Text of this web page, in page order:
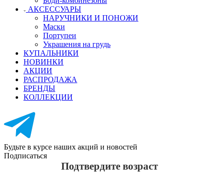
АКСЕССУАРЫ
НАРУЧНИКИ И ПОНОЖИ
Маски
Портупеи
Украшения на грудь
КУПАЛЬНИКИ
НОВИНКИ
АКЦИИ
РАСПРОДАЖА
БРЕНДЫ
КОЛЛЕКЦИИ
Будьте в курсе наших акций и новостей
Подписаться
Подтвердите возраст